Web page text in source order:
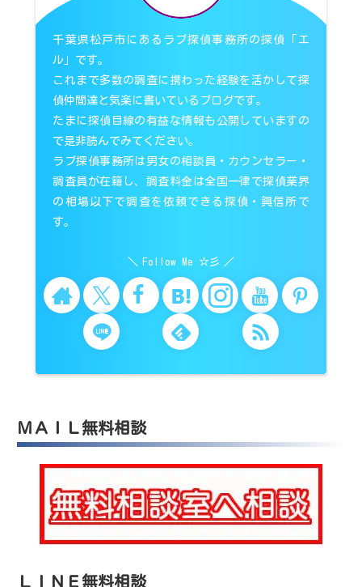
千葉県松戸市にあるラブ探偵事務所の探偵「エ
ル」です。
これまで多数の調査に携わった経験を活かして探
偵仲間達と気楽に書いているブログです。
たまに探偵目線の有益な情報も公開していますの
で是非読んでみてください。
ラブ探偵事務所は男女の相談員・カウンセラー・
調査員が在籍し、調査料金は全国一律で探偵業界
の相場以下で調査を依頼できる探偵・興信所で
す。
Follow Me ☆彡
ＭＡＩＬ無料相談
ＬＩＮＥ無料相談